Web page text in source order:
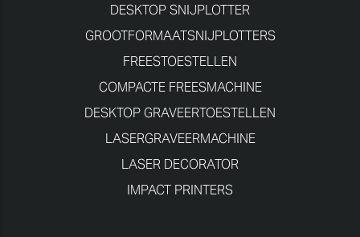
DESKTOP SNIJPLOTTER
GROOTFORMAATSNIJPLOTTERS
FREESTOESTELLEN
COMPACTE FREESMACHINE
DESKTOP GRAVEERTOESTELLEN
LASERGRAVEERMACHINE
LASER DECORATOR
IMPACT PRINTERS